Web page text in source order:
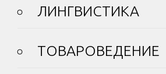
ЛИНГВИСТИКА
ТОВАРОВЕДЕНИЕ